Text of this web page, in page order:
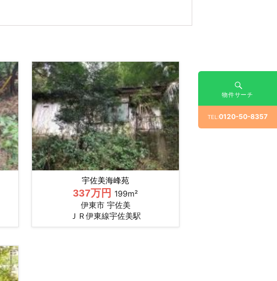
宇佐美海峰苑
337万円 199m²
伊東市 宇佐美
ＪＲ伊東線宇佐美駅
物件サーチ
TEL:0120-50-8357